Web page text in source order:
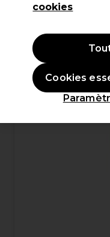
6,49 €Hors TVA
cookies
Cookies